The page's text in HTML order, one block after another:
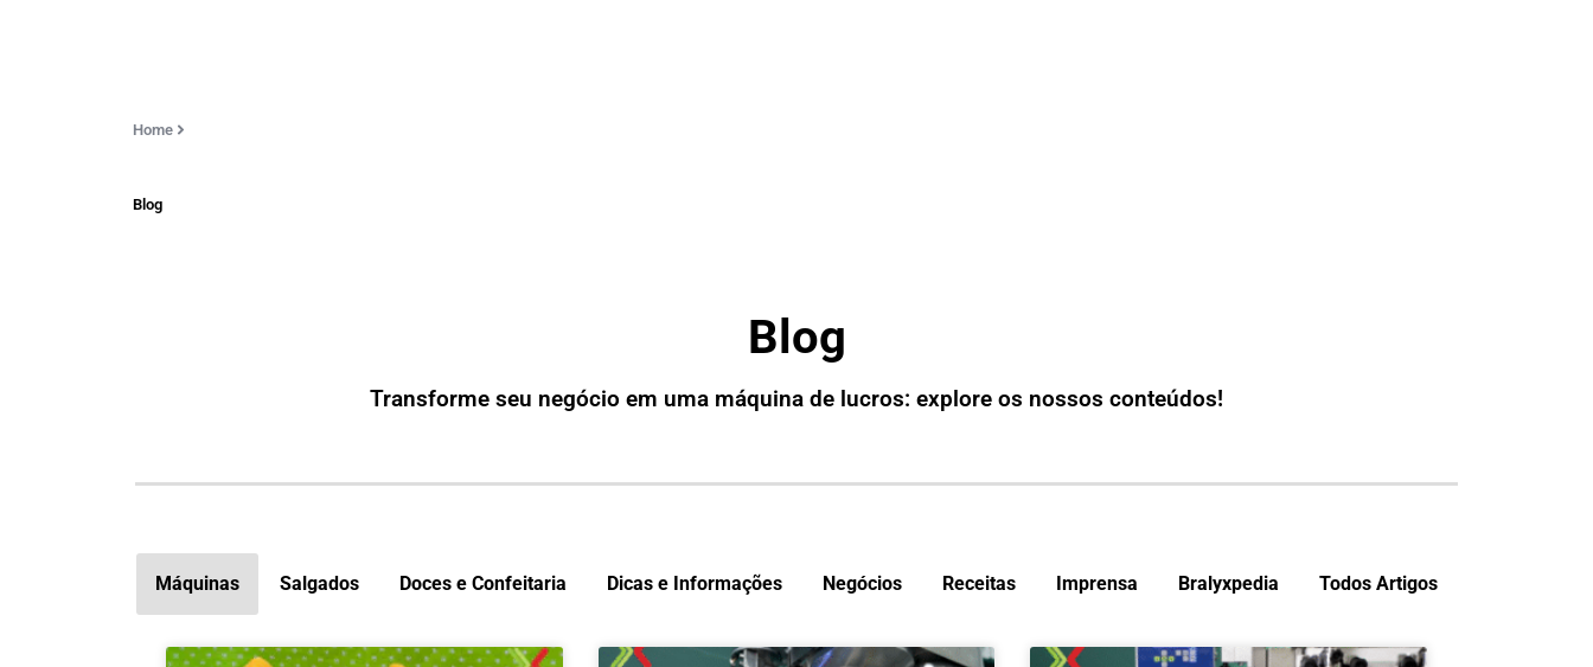
Home
Blog
Blog
Transforme seu negócio em uma máquina de lucros: explore os nossos conteúdos!
Máquinas Salgados Doces e Confeitaria Dicas e Informações Negócios Receitas Imprensa Bralyxpedia Todos Artigos